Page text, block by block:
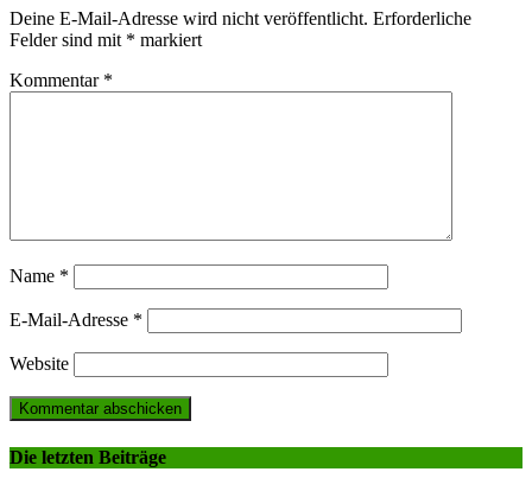
Deine E-Mail-Adresse wird nicht veröffentlicht. Erforderliche
Felder sind mit * markiert
Kommentar *
Name *
E-Mail-Adresse *
Website
Die letzten Beiträge